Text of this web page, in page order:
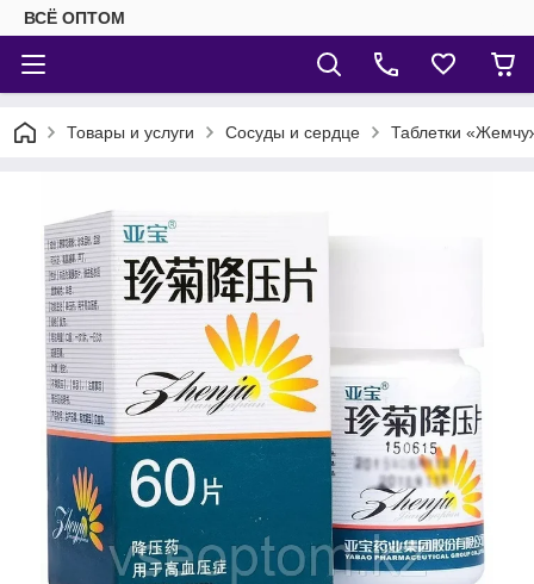
ВСЁ ОПТОМ
Товары и услуги Сосуды и сердце Таблетки